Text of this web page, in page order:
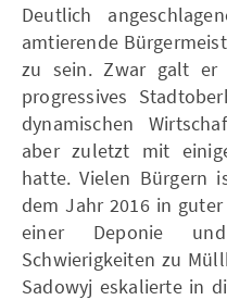
Deutlich
amtierende
zu sein. Zwar galt
progressives
dynamischen
aber zuletzt mit
hatte. Vielen Bürgern
dem Jahr 2016 in
einer Deponie
Schwierigkeiten zu
Sadowyj eskalierte in